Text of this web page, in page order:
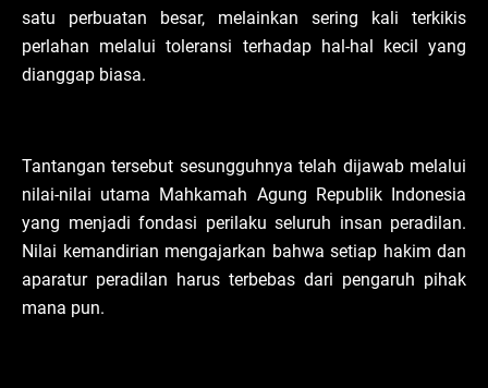
satu perbuatan besar, melainkan sering kali terkikis
perlahan melalui toleransi terhadap hal-hal kecil yang
dianggap biasa.
Tantangan tersebut sesungguhnya telah dijawab melalui
nilai-nilai utama Mahkamah Agung Republik Indonesia
yang menjadi fondasi perilaku seluruh insan peradilan.
Nilai kemandirian mengajarkan bahwa setiap hakim dan
aparatur peradilan harus terbebas dari pengaruh pihak
mana pun.